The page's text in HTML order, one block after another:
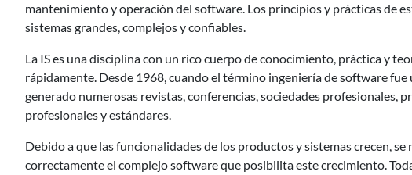
mantenimiento y operación del software. Los principios y prácticas de
sistemas grandes, complejos y confiables.
La IS es una disciplina con un rico cuerpo de conocimiento, práctica y
rápidamente. Desde 1968, cuando el término ingeniería de software fue
generado numerosas revistas, conferencias, sociedades profesionales,
profesionales y estándares.
Debido a que las funcionalidades de los productos y sistemas crecen,
correctamente el complejo software que posibilita este crecimiento.